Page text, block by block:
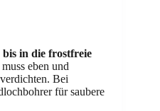
in die frostfreie
eben und
Bei
für saubere